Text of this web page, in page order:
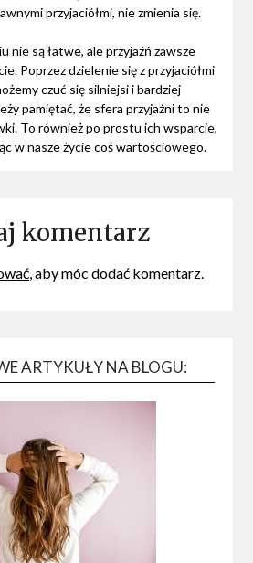
przyjaciółmi, nie zmienia się.
nie są łatwe, ale przyjaźń zawsze
Poprzez dzielenie się z przyjaciółmi
czuć się silniejsi i bardziej
pamiętać, że sfera przyjaźni to nie
To również po prostu ich wsparcie,
w nasze życie coś wartościowego.
komentarz
, aby móc dodać komentarz.
ARTYKUŁY NA BLOGU: